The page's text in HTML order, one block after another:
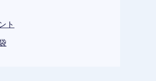
ト